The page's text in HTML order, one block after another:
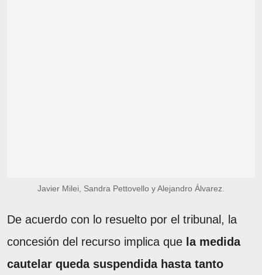
Javier Milei, Sandra Pettovello y Alejandro Álvarez.
De acuerdo con lo resuelto por el tribunal, la
concesión del recurso implica que la medida
cautelar queda suspendida hasta tanto